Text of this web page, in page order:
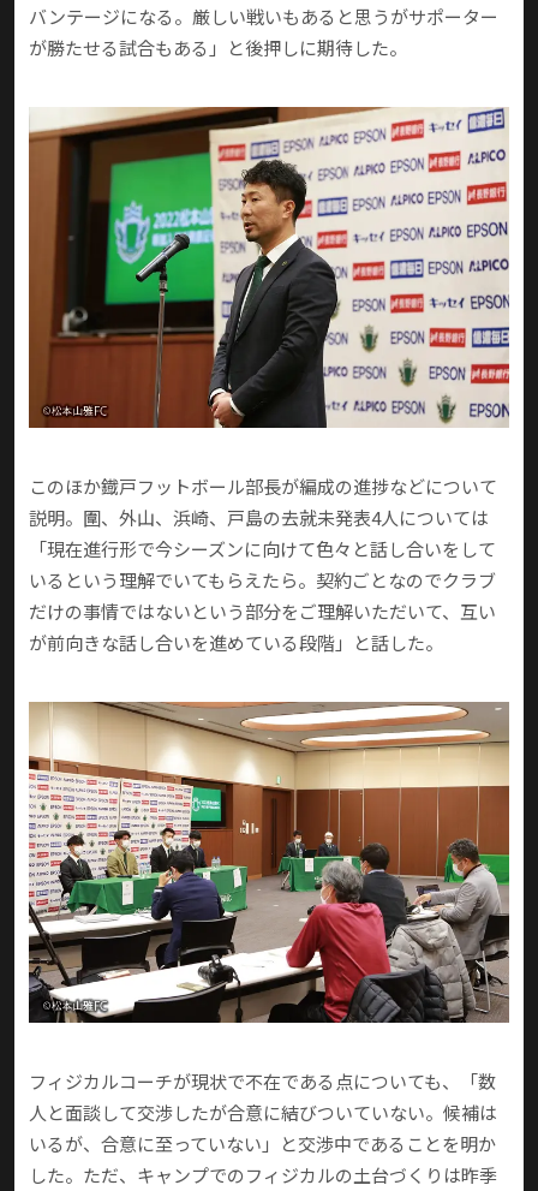
バンテージになる。厳しい戦いもあると思うがサポーター
が勝たせる試合もある」と後押しに期待した。
このほか鐡戸フットボール部長が編成の進捗などについて
説明。圍、外山、浜崎、戸島の去就未発表4人については
「現在進行形で今シーズンに向けて色々と話し合いをして
いるという理解でいてもらえたら。契約ごとなのでクラブ
だけの事情ではないという部分をご理解いただいて、互い
が前向きな話し合いを進めている段階」と話した。
フィジカルコーチが現状で不在である点についても、「数
人と面談して交渉したが合意に結びついていない。候補は
いるが、合意に至っていない」と交渉中であることを明か
した。ただ、キャンプでのフィジカルの土台づくりは昨季